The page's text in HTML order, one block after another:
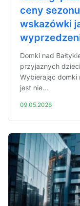
ceny
wskazówki
Domki nad
przyjaznych
Wybierając domki
jest nie...
09.05.2026